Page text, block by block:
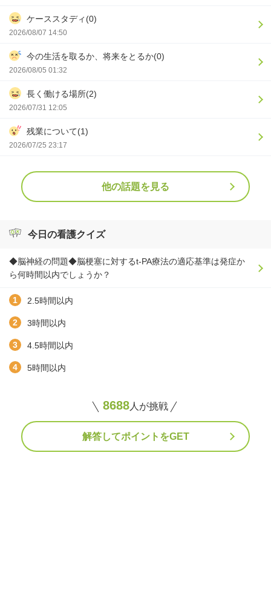
ケーススタディ(0)
2026/08/07 14:50
今の生活を取るか、将来をとるか(0)
2026/08/05 01:32
長く働ける場所(2)
2026/07/31 12:05
残業について(1)
2026/07/25 23:17
他の話題を見る
今日の看護クイズ
◆脳神経の問題◆脳梗塞に対するt-PA療法の適応基準は発症か
ら何時間以内でしょうか？
2.5時間以内
3時間以内
4.5時間以内
5時間以内
8688 人が挑戦
解答してポイントをGET